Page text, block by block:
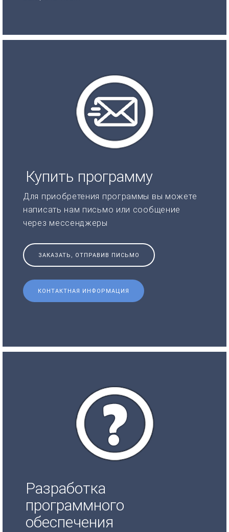
Купить программу
Для приобретения программы вы можете
написать нам письмо или сообщение
через мессенджеры
ЗАКАЗАТЬ, ОТПРАВИВ ПИСЬМО
КОНТАКТНАЯ ИНФОРМАЦИЯ
Разработка
программного
обеспечения